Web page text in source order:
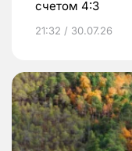
счетом 4:3
21:32 / 30.07.26